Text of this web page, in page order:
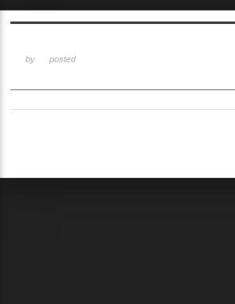
by posted
Sketchbook5, 스케치북5
Sketchbook5, 스케